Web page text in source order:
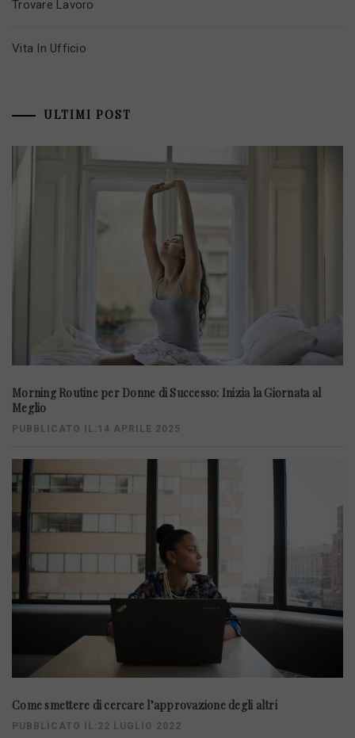
Trovare Lavoro
Vita In Ufficio
ULTIMI POST
Morning Routine per Donne di Successo: Inizia la Giornata al
Meglio
PUBBLICATO IL:14 APRILE 2025
Come smettere di cercare l’approvazione degli altri
PUBBLICATO IL:22 LUGLIO 2022